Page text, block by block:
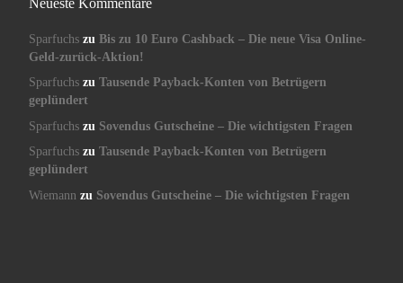
Sparfuchszu Bis zu 10 Euro Cashback – Die neue Visa Online-
Geld-zurück-Aktion!
Sparfuchszu Tausende Payback-Konten von Betrügern
geplündert
Sparfuchszu Sovendus Gutscheine – Die wichtigsten Fragen
Sparfuchszu Tausende Payback-Konten von Betrügern
geplündert
Wiemann zu Sovendus Gutscheine – Die wichtigsten Fragen